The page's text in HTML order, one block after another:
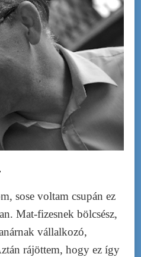
sose voltam csupán ez
Mat-fizesnek bölcsész,
vállalkozó,
rájöttem, hogy ez így